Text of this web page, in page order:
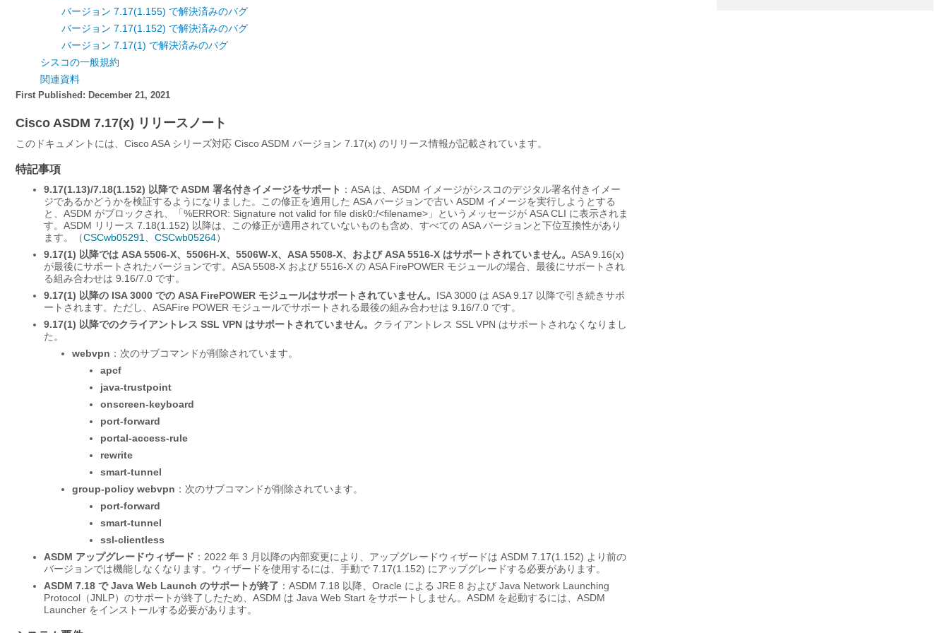
バージョン 7.17(1.155) で解決済みのバグ
バージョン 7.17(1.152) で解決済みのバグ
バージョン 7.17(1) で解決済みのバグ
シスコの一般規約
関連資料
First Published: December 21, 2021
Cisco ASDM 7.17(x) リリースノート
このドキュメントには、Cisco ASA シリーズ対応 Cisco ASDM バージョン 7.17(x) のリリース情報が記載されています。
特記事項
9.17(1.13)/7.18(1.152) 以降で ASDM 署名付きイメージをサポート ：ASA は、ASDM イメージがシスコのデジタル署名付きイメー
ジであるかどうかを検証するようになりました。この修正を適用した ASA バージョンで古い ASDM イメージを実行しようとする
と、ASDM がブロックされ、「%ERROR: Signature not valid for file disk0:/<filename>」というメッセージが ASA CLI に表示されま
す。ASDM リリース 7.18(1.152) 以降は、この修正が適用されていないものも含め、すべての ASA バージョンと下位互換性があり
ます。（CSCwb05291 CSCwb05264）
9.17(1) 以降では ASA 5506-X、5506H-X、5506W-X、ASA 5508-X、および ASA 5516-X はサポートされていません。 ASA 9.16(x)
が最後にサポートされたバージョンです。ASA 5508-X および 5516-X の ASA FirePOWER モジュールの場合、最後にサポートされ
る組み合わせは 9.16/7.0 です。
9.17(1) 以降の ISA 3000 での ASA FirePOWER モジュールはサポートされていません。 ISA 3000 は ASA 9.17 以降で引き続きサポ
ートされます。ただし、ASAFire POWER モジュールでサポートされる最後の組み合わせは 9.16/7.0 です。
9.17(1) 以降でのクライアントレス SSL VPN はサポートされていません。 クライアントレス SSL VPN はサポートされなくなりまし
た。
webvpn ：次のサブコマンドが削除されています。
apcf
java-trustpoint
onscreen-keyboard
port-forward
portal-access-rule
rewrite
smart-tunnel
group-policy webvpn ：次のサブコマンドが削除されています。
port-forward
smart-tunnel
ssl-clientless
ASDM アップグレードウィザード ：2022 年 3 月以降の内部変更により、アップグレードウィザードは ASDM 7.17(1.152) より前の
バージョンでは機能しなくなります。ウィザードを使用するには、手動で 7.17(1.152) にアップグレードする必要があります。
ASDM 7.18 で Java Web Launch のサポートが終了 ：ASDM 7.18 以降、Oracle による JRE 8 および Java Network Launching
Protocol（JNLP）のサポートが終了したため、ASDM は Java Web Start をサポートしません。ASDM を起動するには、ASDM
Launcher をインストールする必要があります。